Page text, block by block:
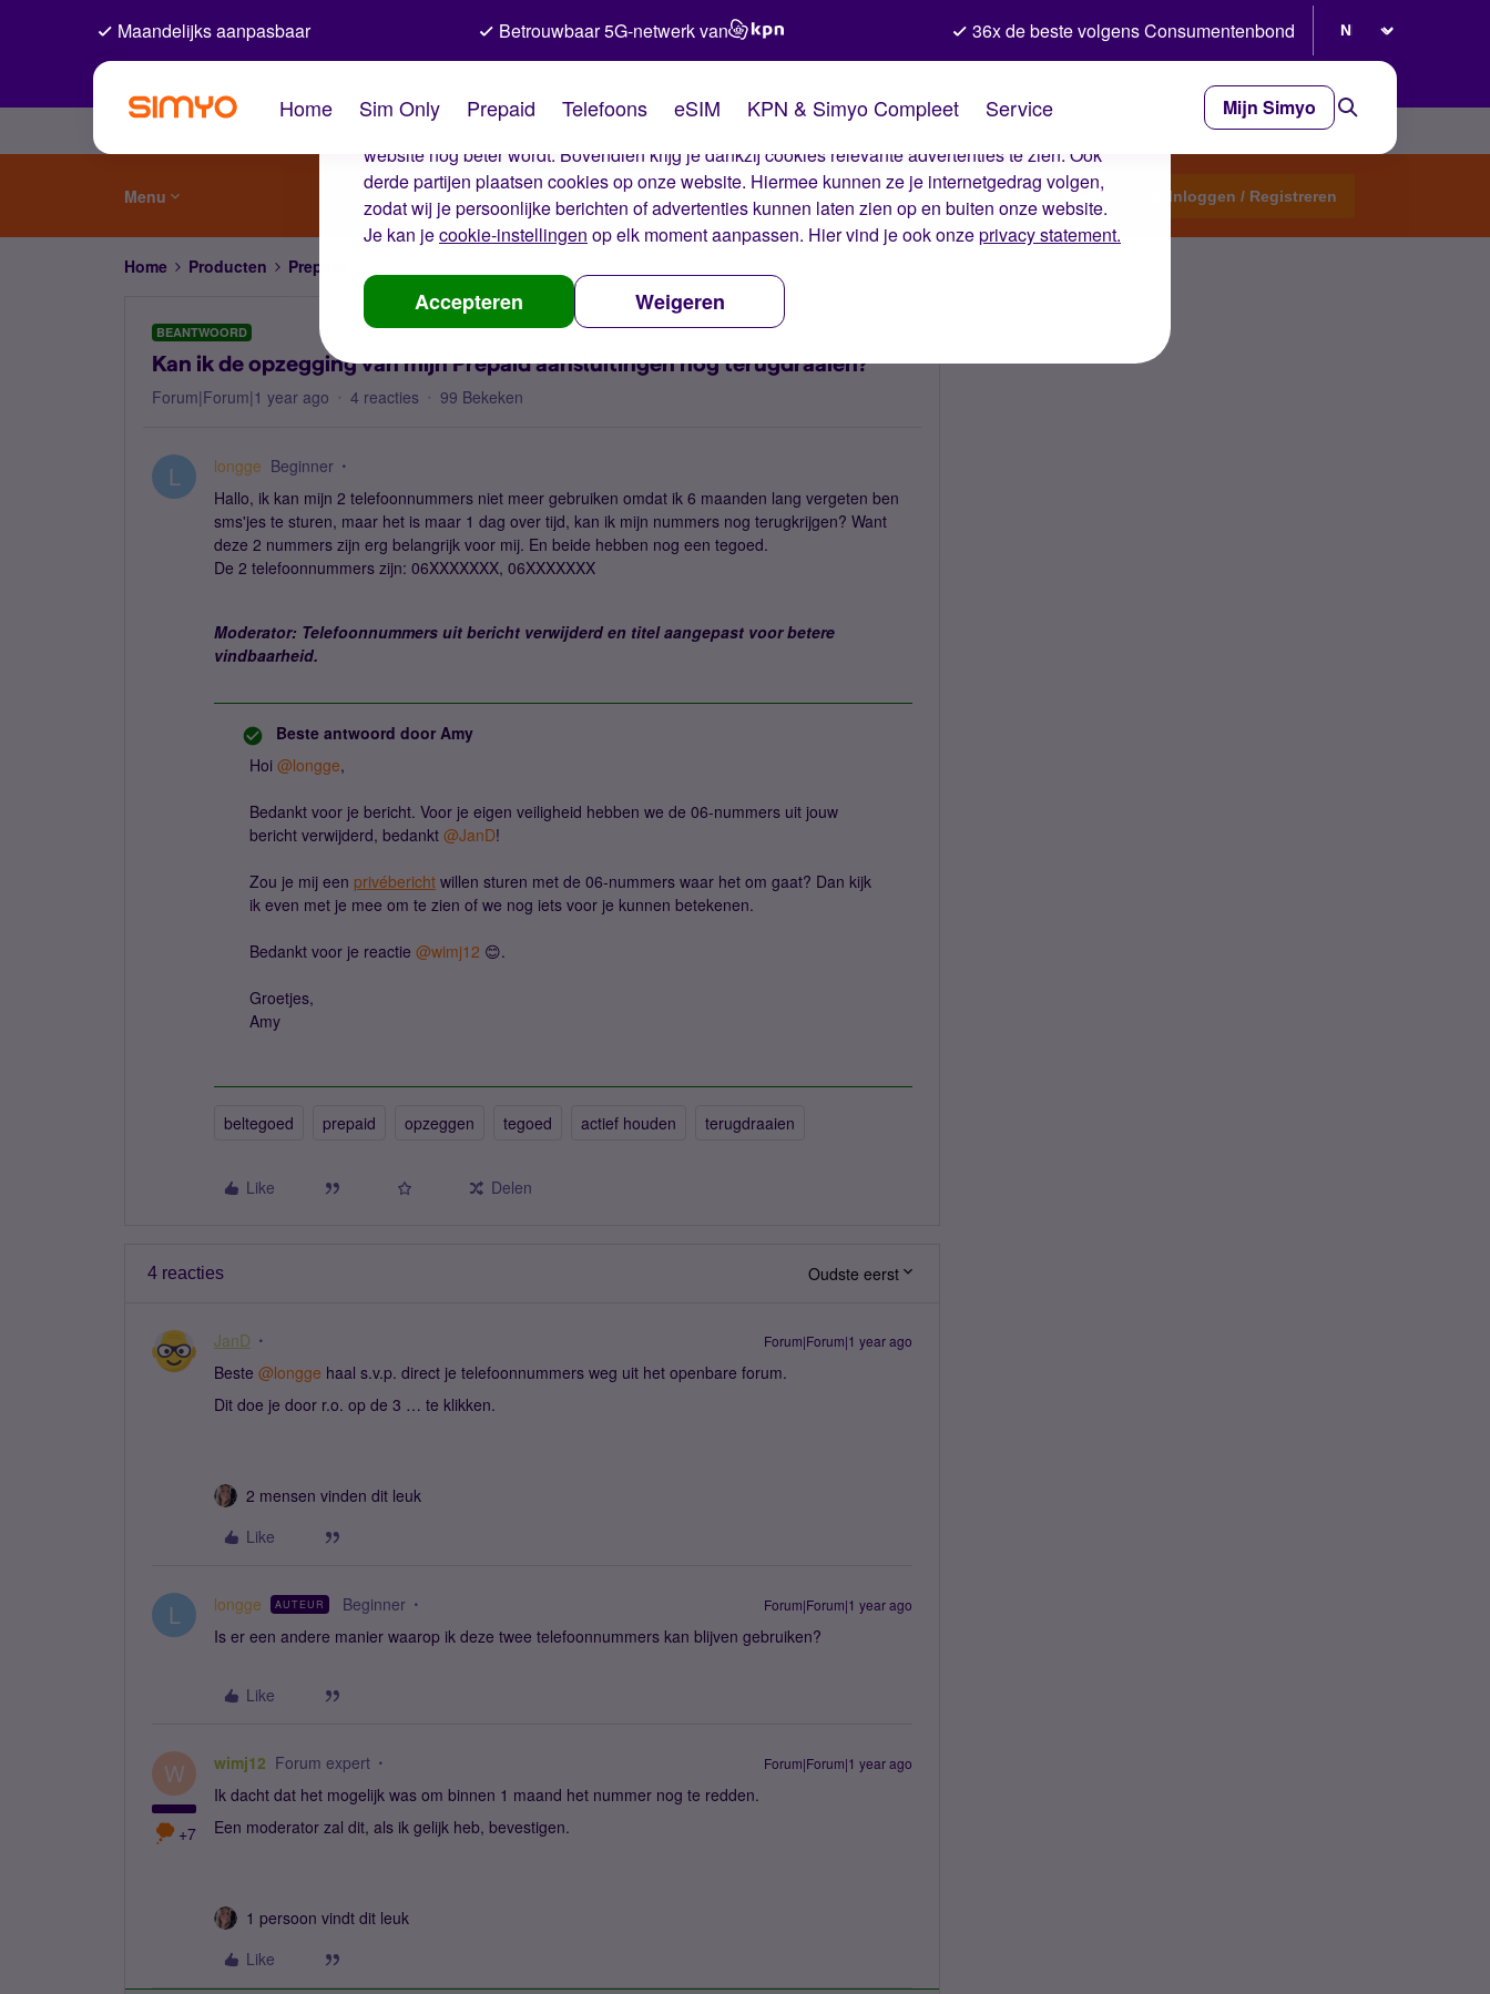
De cookies van Simyo
Wij gebruiken cookies op onze website. Met deze cookies zorgen wij ervoor dat je ervaring op de
website nog beter wordt. Bovendien krijg je dankzij cookies relevante advertenties te zien. Ook
derde partijen plaatsen cookies op onze website. Hiermee kunnen ze je internetgedrag volgen,
zodat wij je persoonlijke berichten of advertenties kunnen laten zien op en buiten onze website.
Je kan jecookie-instellingen op elk moment aanpassen. Hier vind je ook onzeprivacy statement.
Accepteren Weigeren
Maandelijks aanpasbaar Betrouwbaar 5G-netwerk van 36x de beste volgens Consumentenbond
Home Sim Only Prepaid Telefoons eSIM KPN & Simyo Compleet Service Mijn Simyo
Menu Start een topic Inloggen / Registreren
Home Producten Prepaid
BEANTWOORD
Kan ik de opzegging van mijn Prepaid aansluitingen nog terugdraaien?
Forum|Forum|1 year ago 4 reacties 99 Bekeken
L longge Beginner
Hallo, ik kan mijn 2 telefoonnummers niet meer gebruiken omdat ik 6 maanden lang vergeten ben
sms'jes te sturen, maar het is maar 1 dag over tijd, kan ik mijn nummers nog terugkrijgen? Want
deze 2 nummers zijn erg belangrijk voor mij. En beide hebben nog een tegoed.
De 2 telefoonnummers zijn: 06XXXXXXX, 06XXXXXXX
Moderator: Telefoonnummers uit bericht verwijderd en titel aangepast voor betere
vindbaarheid.
Beste antwoord door Amy
Hoi ​ @longge,
Bedankt voor je bericht. Voor je eigen veiligheid hebben we de 06-nummers uit jouw
bericht verwijderd, bedankt ​ @JanD!
Zou je mij een privébericht willen sturen met de 06-nummers waar het om gaat? Dan kijk
ik even met je mee om te zien of we nog iets voor je kunnen betekenen.
Bedankt voor je reactie ​ @wimj12 😊.
Groetjes,
Amy
beltegoed prepaid opzeggen tegoed actief houden terugdraaien
Like Delen
4 reacties Oudste eerst
JanD Forum|Forum|1 year ago
Beste ​ @longge haal s.v.p. direct je telefoonnummers weg uit het openbare forum.
Dit doe je door r.o. op de 3 … te klikken.
2 mensen vinden dit leuk
Like
L longge AUTEUR Beginner Forum|Forum|1 year ago
Is er een andere manier waarop ik deze twee telefoonnummers kan blijven gebruiken?
Like
W
+7
wimj12 Forum expert Forum|Forum|1 year ago
Ik dacht dat het mogelijk was om binnen 1 maand het nummer nog te redden.
Een moderator zal dit, als ik gelijk heb, bevestigen.
1 persoon vindt dit leuk
Like